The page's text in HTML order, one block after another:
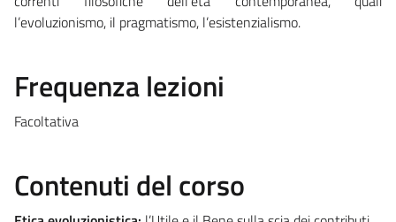
l’evoluzionismo, il pragmatismo, l’esistenzialismo.
Frequenza lezioni
Facoltativa
Contenuti del corso